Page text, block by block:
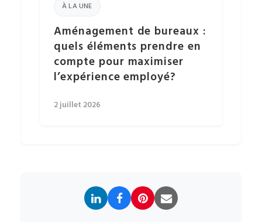
À LA UNE
Aménagement de bureaux :
quels éléments prendre en
compte pour maximiser
l’expérience employé?
2 juillet 2026